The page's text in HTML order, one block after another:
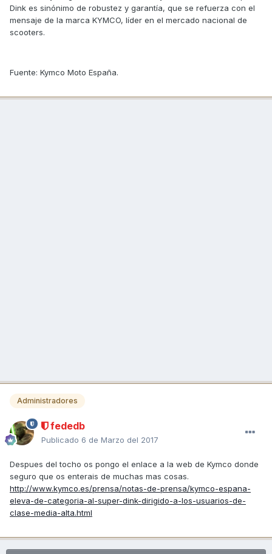
Dink es sinónimo de robustez y garantía, que se refuerza con el
mensaje de la marca KYMCO, líder en el mercado nacional de
scooters.
Fuente: Kymco Moto España.
Administradores
fededb
Publicado 6 de Marzo del 2017
Despues del tocho os pongo el enlace a la web de Kymco donde
seguro que os enterais de muchas mas cosas.
http://www.kymco.es/prensa/notas-de-prensa/kymco-espana-
eleva-de-categoria-al-super-dink-dirigido-a-los-usuarios-de-
clase-media-alta.html